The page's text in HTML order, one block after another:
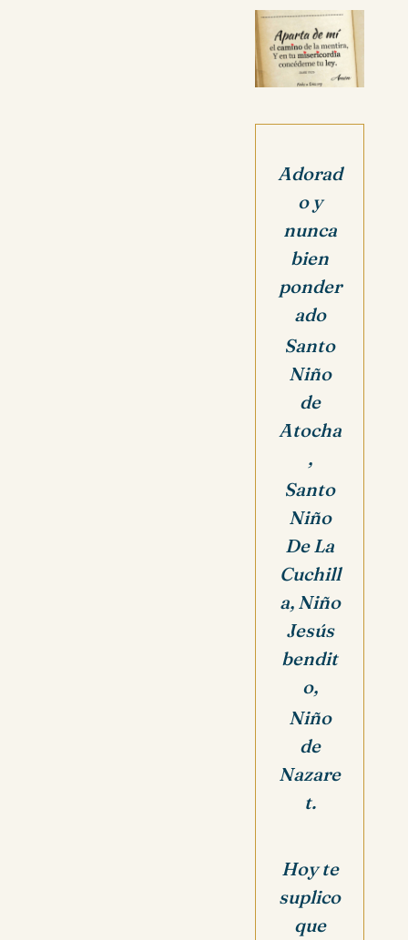
Adorad
o y
nunca
bien
ponder
ado
Santo
Niño
de
Atocha
,
Santo
Niño
De La
Cuchill
a, Niño
Jesús
bendit
o,
Niño
de
Nazare
t.
Hoy te
suplico
que